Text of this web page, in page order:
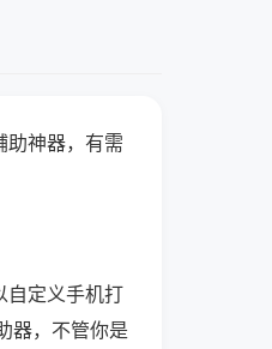
助神器，有需
自定义手机打
器，不管你是